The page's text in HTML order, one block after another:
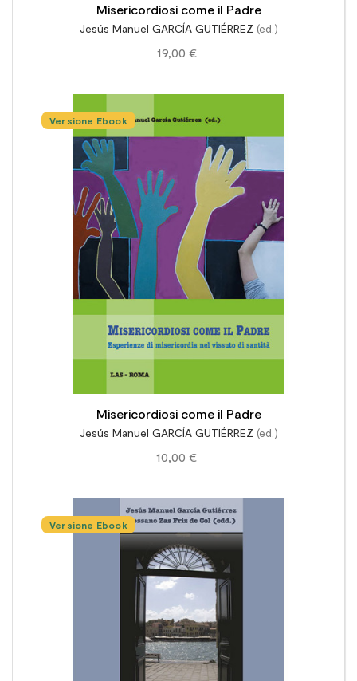
Misericordiosi come il Padre
Jesús Manuel GARCÍA GUTIÉRREZ (ed.)
19,00 €
Versione Ebook
Misericordiosi come il Padre
Jesús Manuel GARCÍA GUTIÉRREZ (ed.)
10,00 €
Versione Ebook